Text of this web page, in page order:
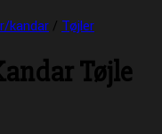
kandar / Tøjler
Tøjle